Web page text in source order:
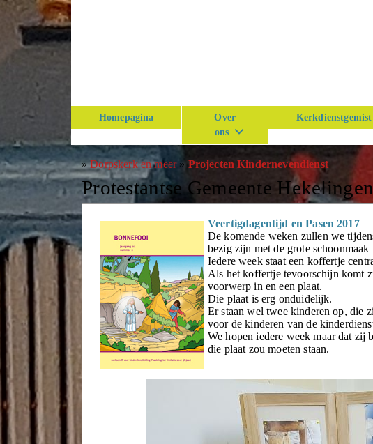
Homepagina
Over
ons
Kerkdienstgemist
»Dorpskerk en meer» Projecten Kindernevendienst
Protestantse Gemeente
Veertigdagentijd en Pasen 2017
De komende weken zullen we
bezig zijn met de grote schoonmaak
Iedere week staat een koffertje
Als het koffertje tevoorschijn komt
voorwerp in en een plaat.
Die plaat is erg onduidelijk.
Er staan wel twee kinderen op, die
voor de kinderen van de
We hopen iedere week maar dat zij
die plaat zou moeten staan.